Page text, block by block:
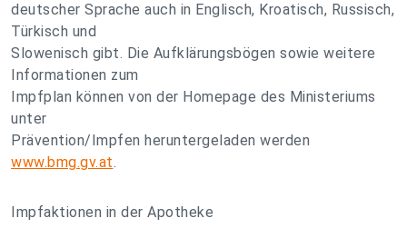
deutscher Sprache auch in Englisch, Kroatisch, Russisch,
Türkisch und
Slowenisch gibt. Die Aufklärungsbögen sowie weitere
Informationen zum
Impfplan können von der Homepage des Ministeriums
unter
Prävention/Impfen heruntergeladen werden
www.bmg.gv.at.
Impfaktionen in der Apotheke